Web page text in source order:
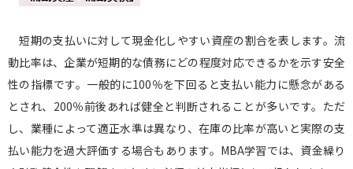
短期の支払いに対して現金化しやすい資産の割合を表します。流
動比率は、企業が短期的な債務にどの程度対応できるかを示す安全
性の指標です。一般的に100％を下回ると支払い能力に懸念がある
とされ、200％前後あれば健全と判断されることが多いです。ただ
し、業種によって適正水準は異なり、在庫の比率が高いと実際の支
払い能力を過大評価する場合もあります。MBA学習では、資金繰り